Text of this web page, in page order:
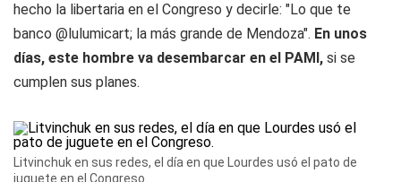
hecho la libertaria en el Congreso y decirle: "Lo que te
banco @lulumicart; la más grande de Mendoza". En unos
días, este hombre va desembarcar en el PAMI, si se
cumplen sus planes.
Litvinchuk en sus redes, el día en que Lourdes usó el pato de
juguete en el Congreso.